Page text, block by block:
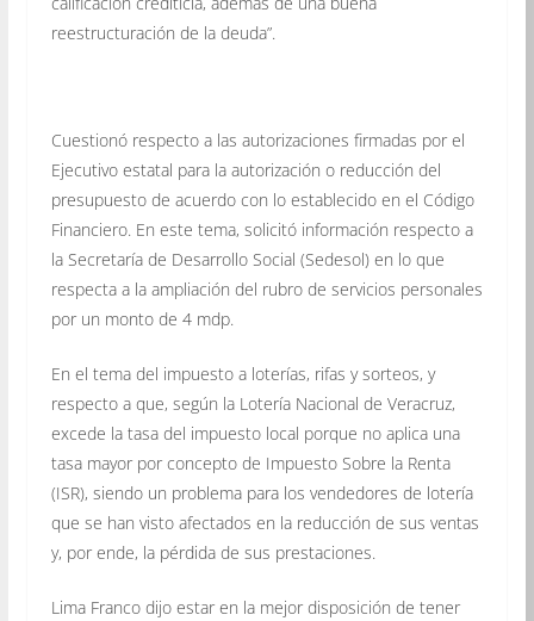
reestructuración de la deuda”.
Cuestionó respecto a las autorizaciones firmadas por el
Ejecutivo estatal para la autorización o reducción del
presupuesto de acuerdo con lo establecido en el Código
Financiero. En este tema, solicitó información respecto a
la Secretaría de Desarrollo Social (Sedesol) en lo que
respecta a la ampliación del rubro de servicios personales
por un monto de 4 mdp.
En el tema del impuesto a loterías, rifas y sorteos, y
respecto a que, según la Lotería Nacional de Veracruz,
excede la tasa del impuesto local porque no aplica una
tasa mayor por concepto de Impuesto Sobre la Renta
(ISR), siendo un problema para los vendedores de lotería
que se han visto afectados en la reducción de sus ventas
y, por ende, la pérdida de sus prestaciones.
Lima Franco dijo estar en la mejor disposición de tener